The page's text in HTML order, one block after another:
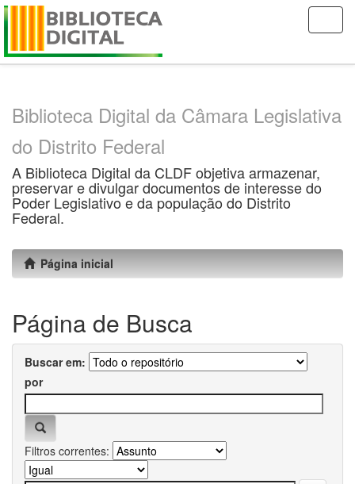
Skip
Biblioteca Digital da Câmara Legislativa
do Distrito Federal
A Biblioteca Digital da CLDF objetiva armazenar,
preservar e divulgar documentos de interesse do
Poder Legislativo e da população do Distrito
Federal.
Página inicial
Página de Busca
Buscar em:
por
Filtros correntes: